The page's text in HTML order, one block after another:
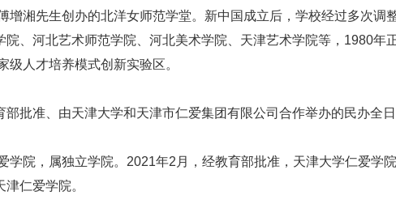
湘先生创办的北洋女师范学堂。新中国成立后，学校经过多次调
、河北艺术师范学院、河北美术学院、天津艺术学院等，1980年
人才培养模式创新实验区。
准、由天津大学和天津市仁爱集团有限公司合作举办的民办全
院，属独立学院。2021年2月，经教育部批准，天津大学仁爱学
仁爱学院。